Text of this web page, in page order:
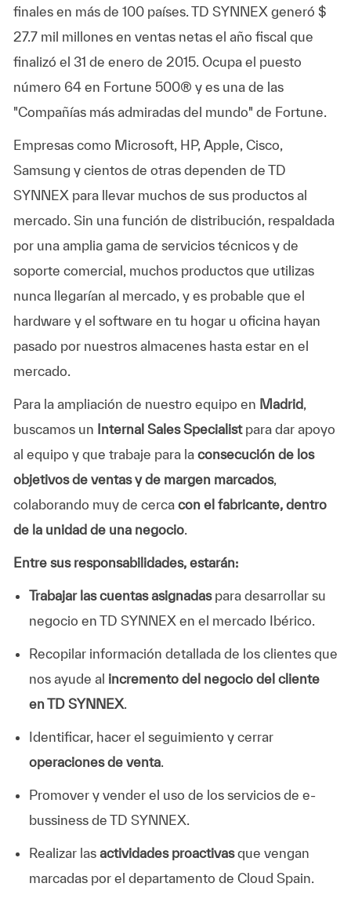
finales en más de 100 países. TD SYNNEX generó $
27.7 mil millones en ventas netas el año fiscal que
finalizó el 31 de enero de 2015. Ocupa el puesto
número 64 en Fortune 500® y es una de las
"Compañías más admiradas del mundo" de Fortune.
Empresas como Microsoft, HP, Apple, Cisco,
Samsung y cientos de otras dependen de TD
SYNNEX para llevar muchos de sus productos al
mercado. Sin una función de distribución, respaldada
por una amplia gama de servicios técnicos y de
soporte comercial, muchos productos que utilizas
nunca llegarían al mercado, y es probable que el
hardware y el software en tu hogar u oficina hayan
pasado por nuestros almacenes hasta estar en el
mercado.
Para la ampliación de nuestro equipo en Madrid,
buscamos un Internal Sales Specialist para dar apoyo
al equipo y que trabaje para la consecución de los
objetivos de ventas y de margen marcados,
colaborando muy de cerca con el fabricante, dentro
de la unidad de una negocio.
Entre sus responsabilidades, estarán:
Trabajar las cuentas asignadaspara desarrollar su
negocio en TD SYNNEX en el mercado Ibérico.
Recopilar información detallada de los clientes que
nos ayude al incremento del negocio del cliente
en TD SYNNEX.
Identificar, hacer el seguimiento y cerrar
operaciones de venta.
Promover y vender el uso de los servicios de e-
bussiness de TD SYNNEX.
Realizar las actividades proactivasque vengan
marcadas por el departamento de Cloud Spain.